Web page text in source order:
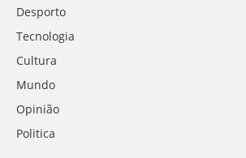
Desporto
Tecnologia
Cultura
Mundo
Opinião
Politica